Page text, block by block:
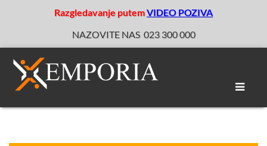
Razgledavanje putemVIDEO POZIVA
NAZOVITE NAS 023 300 000
Toggle